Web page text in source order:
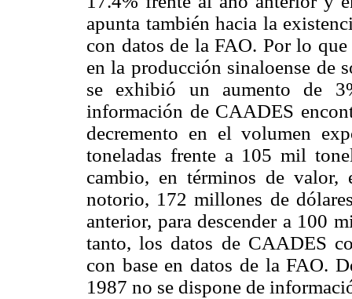
apunta también hacia la
con datos de la FAO. Por lo
en la producción sinaloense de
se exhibió un aumento de
información de CAADES
decremento en el volumen
toneladas frente a 105 mil
cambio, en términos de
notorio, 172 millones de
anterior, para descender a 100
tanto, los datos de CAADES
con base en datos de la FAO.
1987 no se dispone de